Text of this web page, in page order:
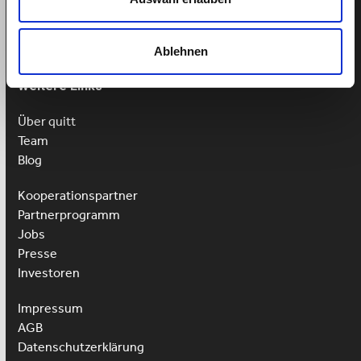
Ablehnen
Weitere Links
Über quitt
Team
Blog
Kooperationspartner
Partnerprogramm
Jobs
Presse
Investoren
Impressum
AGB
Datenschutzerklärung